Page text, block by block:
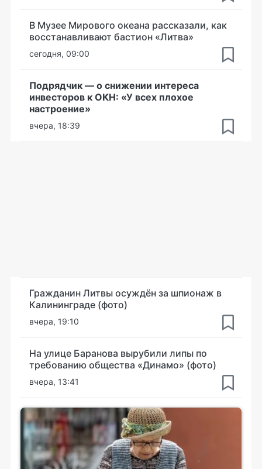
В Музее Мирового океана рассказали, как
восстанавливают бастион «Литва»
сегодня, 09:00
Подрядчик — о снижении интереса
инвесторов к ОКН: «У всех плохое
настроение»
вчера, 18:39
Гражданин Литвы осуждён за шпионаж в
Калининграде (фото)
вчера, 19:10
На улице Баранова вырубили липы по
требованию общества «Динамо» (фото)
вчера, 13:41